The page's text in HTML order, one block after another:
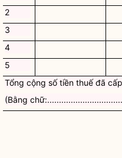
2
3
4
5
Tổng cộng số tiền thuế đã
(Bằng